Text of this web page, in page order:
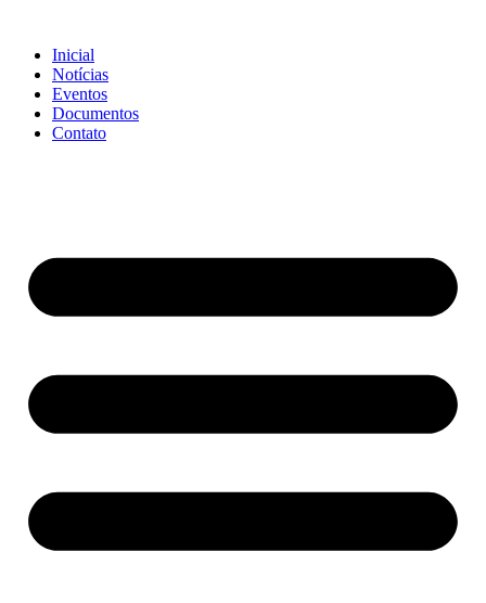
conteúdo
Inicial
Notícias
Eventos
Documentos
Contato